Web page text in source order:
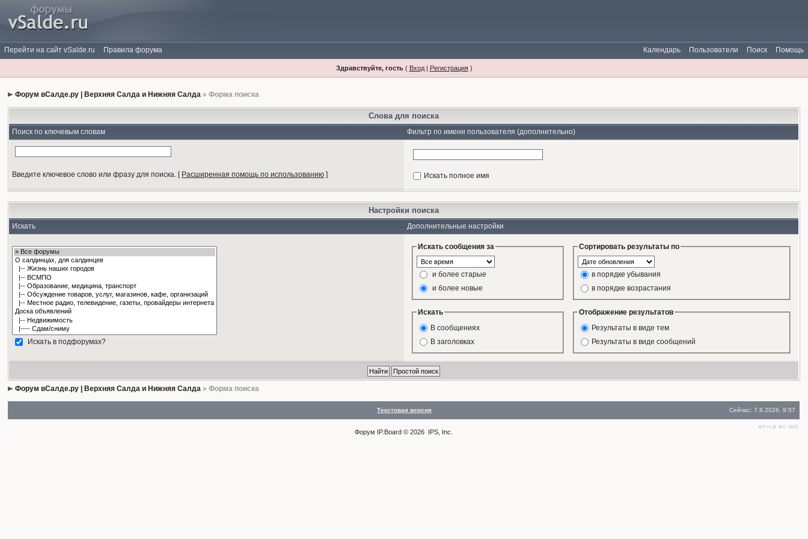
Перейти на сайт vSalde.ru Правила форума Помощь
Поиск
Пользователи
Календарь
Здравствуйте, гость( Вход| Регистрация)
Форум вСалде.ру | Верхняя Салда и Нижняя Салда » Форма поиска
Слова для поиска
Поиск по ключевым словам Фильтр по имени пользователя (дополнительно)
Введите ключевое слово или фразу для поиска. [ Расширенная помощь по использованию ] Искать полное имя
Настройки поиска
Искать Дополнительные настройки
Искать в подфорумах?
Искать сообщения за
и более старые
и более новые
Сортировать результаты по
в порядке убывания
в порядке возрастания
Искать
В сообщениях
В заголовках
Отображение результатов
Результаты в виде тем
Результаты в виде сообщений
Форум вСалде.ру | Верхняя Салда и Нижняя Салда » Форма поиска
Текстовая версия Сейчас: 7.8.2026, 9:57
Форум IP.Board © 2026 IPS, Inc